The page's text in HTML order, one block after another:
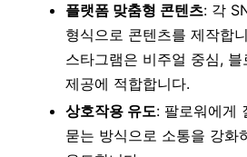
플랫폼 맞춤형 콘텐츠: 각
형식으로 콘텐츠를 제작합
스타그램은 비주얼 중심,
제공에 적합합니다.
상호작용 유도: 팔로워에게
묻는 방식으로 소통을 강화